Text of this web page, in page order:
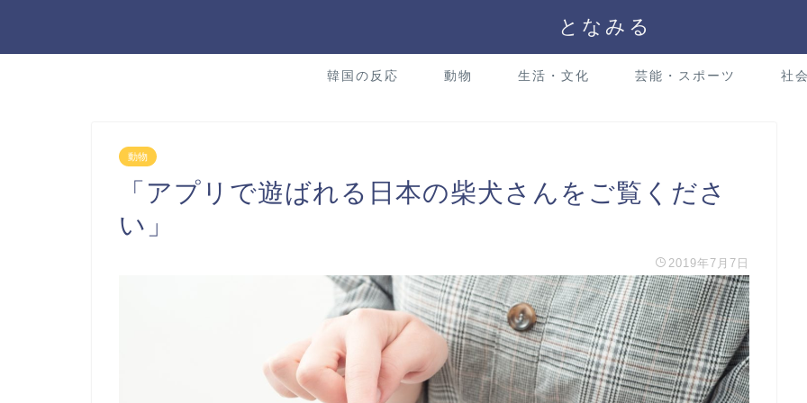
となみる
韓国の反応 動物 生活・文化 芸能・スポーツ 社
動物
「アプリで遊ばれる日本の柴犬さんをご覧くださ
い」
2019年7月7日